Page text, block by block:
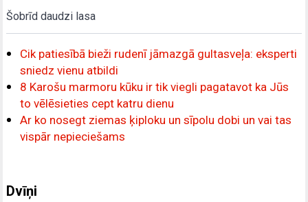
Šobrīd daudzi lasa
Cik patiesībā bieži rudenī jāmazgā gultasveļa: eksperti
sniedz vienu atbildi
8 Karošu marmoru kūku ir tik viegli pagatavot ka Jūs
to vēlēsieties cept katru dienu
Ar ko nosegt ziemas ķiploku un sīpolu dobi un vai tas
vispār nepieciešams
Dvīņi